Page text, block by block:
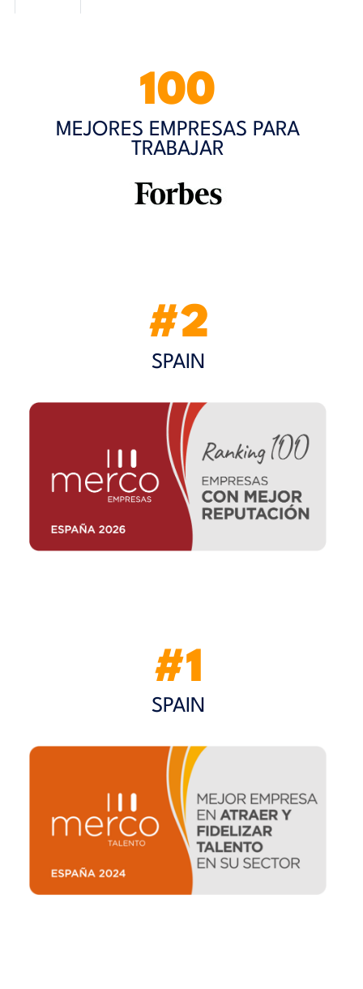
100
MEJORES EMPRESAS PARA
TRABAJAR
#2
SPAIN
#1
SPAIN